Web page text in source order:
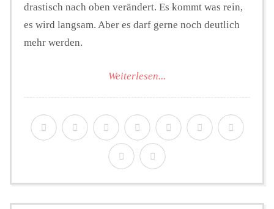
drastisch nach oben verändert. Es kommt was rein,
es wird langsam. Aber es darf gerne noch deutlich
mehr werden.
Weiterlesen...